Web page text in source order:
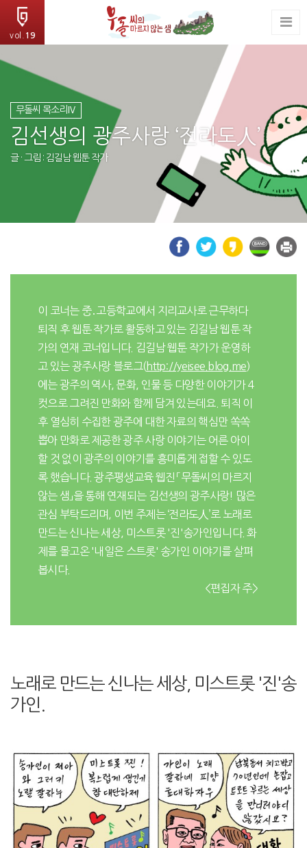
vol. 19
무돌씨 목소리Ⅳ
김선생의 광주사랑 ‘전라도人’
글 · 그림 : 김길남 웹툰 작가
이 코너는 중․고등학교에서 지리교사로 근무하다
퇴직 후 웹툰 작가로 활동하고 있는 김길남 웹툰 작
가의 연재 코너입니다. 김길남 웹툰 작가가 운영하
고 있는 광주사랑 블로그(http://yeisee.blog.me)
에는 광주의 역사, 문화, 인물 등 다양한 이야기가 4
컷으로 그려진 만화와 함께 담겨 있는데요. 퇴직 이
후 열심히 수집한 광주에 대한 자료의 핵심만 쏙쏙
뽑아 만화로 제공한 광주 사랑 이야기는 어른 아이
할 것 없이 광주의 이야기를 흥미롭게 접할 수 있도
록 했습니다. 광주평생교육 웹진 「무돌씨의 마르지
않는 샘」을 통해 연재되는 김선생의 광주사랑! 많은
관심 부탁드리며, 이번 주제는 ‘전라도人’로 노래로
만드는 신나는 세상, 미스트롯 '진'송가인입니다. 화
제를 몰고온 '내일은 스트롯' 송가인 이야기를 살펴
봅시다.
<편집자 주>
노래로 만드는 신나는 세상, 미스트롯 '진'송
가인.